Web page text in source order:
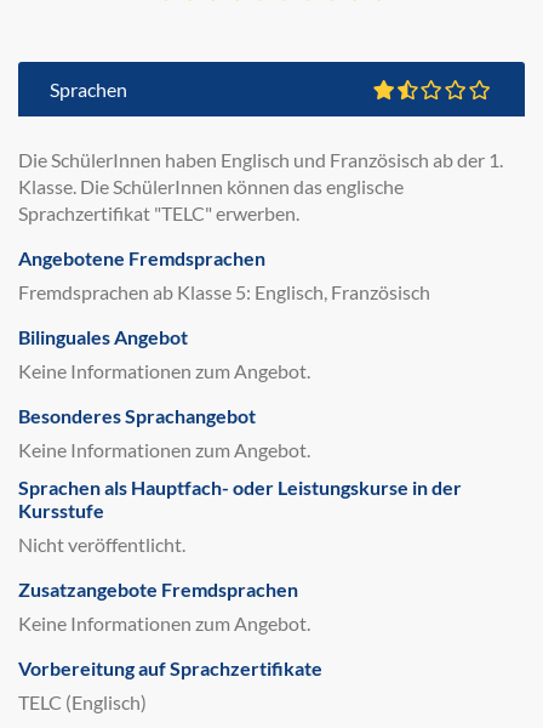
Sprachen
Die SchülerInnen haben Englisch und Französisch ab der 1.
Klasse. Die SchülerInnen können das englische
Sprachzertifikat "TELC" erwerben.
Angebotene Fremdsprachen
Fremdsprachen ab Klasse 5: Englisch, Französisch
Bilinguales Angebot
Keine Informationen zum Angebot.
Besonderes Sprachangebot
Keine Informationen zum Angebot.
Sprachen als Hauptfach- oder Leistungskurse in der
Kursstufe
Nicht veröffentlicht.
Zusatzangebote Fremdsprachen
Keine Informationen zum Angebot.
Vorbereitung auf Sprachzertifikate
TELC (Englisch)